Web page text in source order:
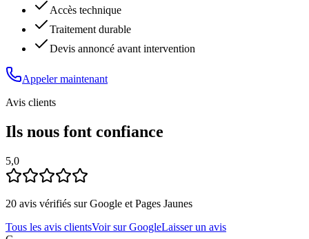
Accès technique
Traitement durable
Devis annoncé avant intervention
Appeler maintenant
Avis clients
Ils nous font confiance
5,0
20 avis vérifiés sur Google et Pages Jaunes
Tous les avis clientsVoir sur GoogleLaisser un avis